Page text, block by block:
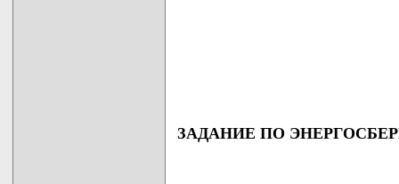
ЗАДАНИЕ ПО